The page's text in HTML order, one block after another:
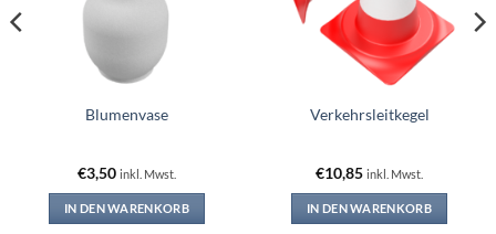
Blumenvase
€3,50 inkl. Mwst.
IN DEN WARENKORB
Verkehrsleitkegel
€10,85 inkl. Mwst.
IN DEN WARENKORB